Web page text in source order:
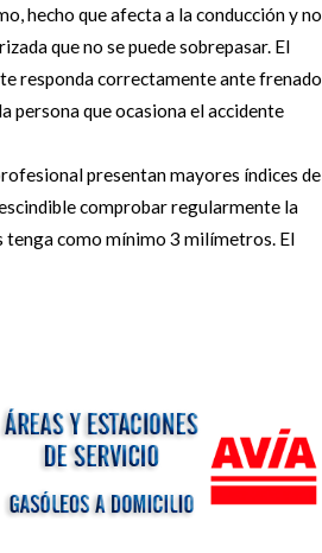
hecho que afecta a la conducción y no
que no se puede sobrepasar. El
responda correctamente ante frenado
persona que ocasiona el accidente
presentan mayores índices de
comprobar regularmente la
tenga como mínimo 3 milímetros. El